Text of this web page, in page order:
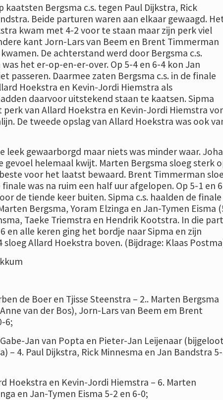
kaatsten Bergsma c.s. tegen Paul Dijkstra, Rick
Beide parturen waren aan elkaar gewaagd.
kwam met 4-2 voor te staan maar zijn perk viel
kant Jorn-Lars van Beem en Brent Timmerman
De achterstand werd door Bergsma c.s.
het er-op-en-er-over. Op 5-4 en 6-4 kon Jan
passeren. Daarmee zaten Bergsma c.s. in de finale
Hoekstra en Kevin-Jordi Hiemstra als
daarvoor uitstekend staan te kaatsen. Sipma
perk van Allard Hoekstra en Kevin-Jordi Hiemstra
De tweede opslag van Allard Hoekstra was ook
leek gewaarborgd maar niets was minder waar.
gevoel helemaal kwijt. Marten Bergsma sloeg sterk
voor het laatst bewaard. Brent Timmerman
was na ruim een half uur afgelopen. Op 5-1 en
de tiende keer buiten. Sipma c.s. haalden de finale
Bergsma, Yoram Elzinga en Jan-Tymen Eisma
Taeke Triemstra en Hendrik Kootstra. In die
en alle keren ging het bordje naar Sipma en zijn
sloeg Allard Hoekstra boven. (Bijdrage: Klaas
de Boer en Tjisse Steenstra – 2.. Marten Bergsma
van der Bos), Jorn-Lars van Beem em Brent
6;
Jan van Popta en Pieter-Jan Leijenaar
– 4. Paul Dijkstra, Rick Minnesma en Jan Bandstra
Hoekstra en Kevin-Jordi Hiemstra – 6. Marten
en Jan-Tymen Eisma 5-2 en 6-0;